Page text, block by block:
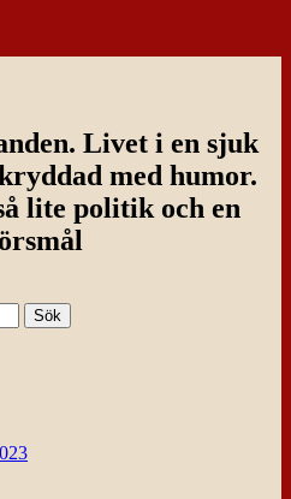
Livet i en sjuk
med humor.
lite politik och en